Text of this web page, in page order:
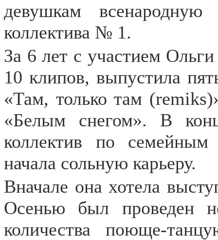
девушкам
коллектива № 1.
За 6 лет с участием
10 клипов, выпустила
«Там, только там
«Белым снегом». В
коллектив по семейным
начала сольную карьеру.
Вначале она хотела
Осенью был проведен
количества поюще-